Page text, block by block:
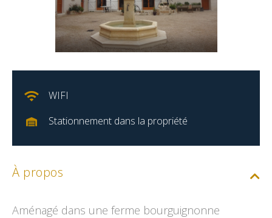
WIFI
Stationnement dans la propriété
À propos
Aménagé dans une ferme bourguignonne